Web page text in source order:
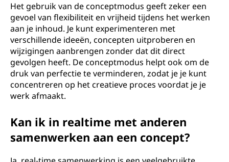
Het gebruik van de conceptmodus geeft zeker een
gevoel van flexibiliteit en vrijheid tijdens het werken
aan je inhoud. Je kunt experimenteren met
verschillende ideeën, concepten uitproberen en
wijzigingen aanbrengen zonder dat dit direct
gevolgen heeft. De conceptmodus helpt ook om de
druk van perfectie te verminderen, zodat je je kunt
concentreren op het creatieve proces voordat je je
werk afmaakt.
Kan ik in realtime met anderen
samenwerken aan een concept?